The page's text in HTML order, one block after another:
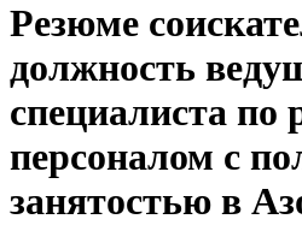
Резюме
должность
специалиста по
персоналом с
занятостью в